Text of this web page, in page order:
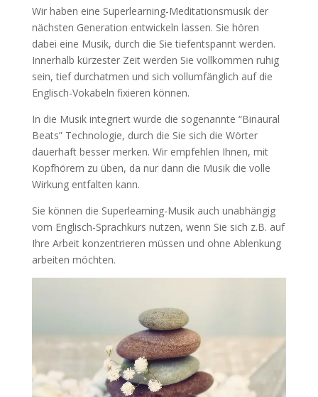
Wir haben eine Superlearning-Meditationsmusik der
nächsten Generation entwickeln lassen. Sie hören
dabei eine Musik, durch die Sie tiefentspannt werden.
Innerhalb kürzester Zeit werden Sie vollkommen ruhig
sein, tief durchatmen und sich vollumfänglich auf die
Englisch-Vokabeln fixieren können.
In die Musik integriert wurde die sogenannte “Binaural
Beats” Technologie, durch die Sie sich die Wörter
dauerhaft besser merken. Wir empfehlen Ihnen, mit
Kopfhörern zu üben, da nur dann die Musik die volle
Wirkung entfalten kann.
Sie können die Superlearning-Musik auch unabhängig
vom Englisch-Sprachkurs nutzen, wenn Sie sich z.B. auf
Ihre Arbeit konzentrieren müssen und ohne Ablenkung
arbeiten möchten.